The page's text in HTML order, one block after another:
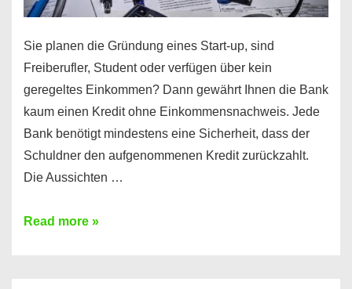
Sie planen die Gründung eines Start-up, sind
Freiberufler, Student oder verfügen über kein
geregeltes Einkommen? Dann gewährt Ihnen die Bank
kaum einen Kredit ohne Einkommensnachweis. Jede
Bank benötigt mindestens eine Sicherheit, dass der
Schuldner den aufgenommenen Kredit zurückzahlt.
Die Aussichten …
Mit
Read more »